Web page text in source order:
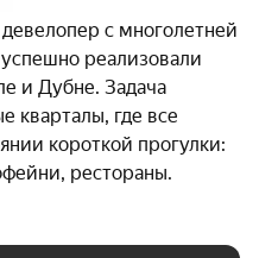
с многолетней
реализовали
и Дубне. Задача
кварталы, где все
короткой прогулки:
рестораны.